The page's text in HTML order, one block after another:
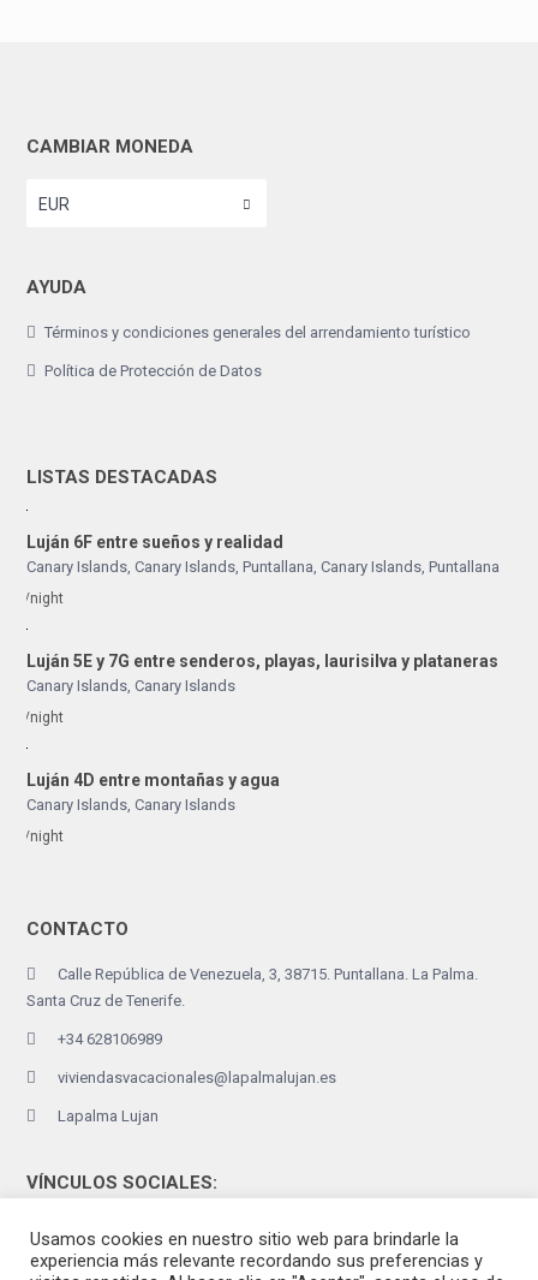
CAMBIAR MONEDA
EUR
AYUDA
Términos y condiciones generales del arrendamiento turístico
Política de Protección de Datos
LISTAS DESTACADAS
Luján 6F entre sueños y realidad
Canary Islands, Canary Islands, Puntallana, Canary Islands, Puntallana
/night
Luján 5E y 7G entre senderos, playas, laurisilva y plataneras
Canary Islands, Canary Islands
/night
Luján 4D entre montañas y agua
Canary Islands, Canary Islands
/night
CONTACTO
Calle República de Venezuela, 3, 38715. Puntallana. La Palma.
Santa Cruz de Tenerife.
+34 628106989
viviendasvacacionales@lapalmalujan.es
Lapalma Lujan
VÍNCULOS SOCIALES:
Usamos cookies en nuestro sitio web para brindarle la
experiencia más relevante recordando sus preferencias y